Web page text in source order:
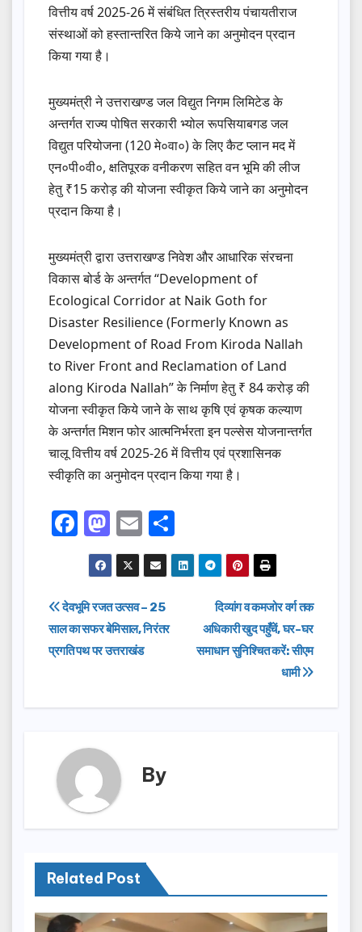
वित्तीय वर्ष 2025-26 में संबंधित त्रिस्तरीय पंचायतीराज
संस्थाओं को हस्तान्तरित किये जाने का अनुमोदन प्रदान
किया गया है।
मुख्यमंत्री ने उत्तराखण्ड जल विद्युत निगम लिमिटेड के
अन्तर्गत राज्य पोषित सरकारी भ्योल रूपसियाबगड जल
विद्युत परियोजना (120 मे०वा०) के लिए कैट प्लान मद में
एन०पी०वी०, क्षतिपूरक वनीकरण सहित वन भूमि की लीज
हेतु ₹15 करोड़ की योजना स्वीकृत किये जाने का अनुमोदन
प्रदान किया है।
मुख्यमंत्री द्वारा उत्तराखण्ड निवेश और आधारिक संरचना
विकास बोर्ड के अन्तर्गत “Development of
Ecological Corridor at Naik Goth for
Disaster Resilience (Formerly Known as
Development of Road From Kiroda Nallah
to River Front and Reclamation of Land
along Kiroda Nallah” के निर्माण हेतु ₹ 84 करोड़ की
योजना स्वीकृत किये जाने के साथ कृषि एवं कृषक कल्याण
के अन्तर्गत मिशन फोर आत्मनिर्भरता इन पल्सेस योजनान्तर्गत
चालू वित्तीय वर्ष 2025-26 में वित्तीय एवं प्रशासिनक
स्वीकृति का अनुमोदन प्रदान किया गया है।
F
a
c
e
b
o
k
M
a
st
o
d
o
E
m
ail
h
ar
Post
navigation
दिव्यांग व कमजोर वर्ग तक
अधिकारी खुद पहुँचें, घर-घर
समाधान सुनिश्चित करें: सीएम
धामी
देवभूमि रजत उत्सव – 25
साल का सफर बेमिसाल, निरंतर
प्रगति पथ पर उत्तराखंड
By
Related Post